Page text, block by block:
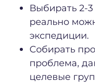
Выбирать 2-
реально
экспедиции.
Собирать
проблема,
целевые